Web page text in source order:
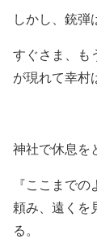
しかし、銃弾
すぐさま、も
が現れて幸村
神社で休息を
『ここまで
頼み、遠くを
る。